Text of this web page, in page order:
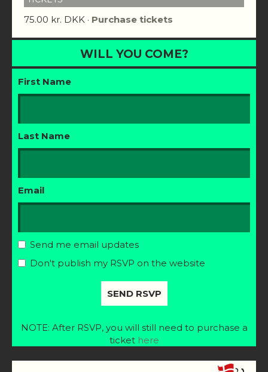
75.00 kr. DKK · Purchase tickets
WILL YOU COME?
First Name
Last Name
Email
Send me email updates
Don't publish my RSVP on the website
NOTE: After RSVP, you will still need to purchase a
ticket here